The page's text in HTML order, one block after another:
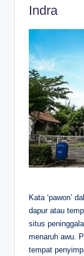
Indra
Kata ‘pawon’
dapur atau
situs
menaruh awu.
tempat